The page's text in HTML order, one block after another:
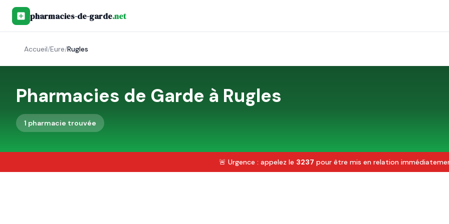
pharmacies-de-garde.net
Accueil/Eure/Rugles
Pharmacies de Garde à Rugles
1 pharmacie trouvée
🚨 Urgence : appelez le 3237 pour être mis en relation